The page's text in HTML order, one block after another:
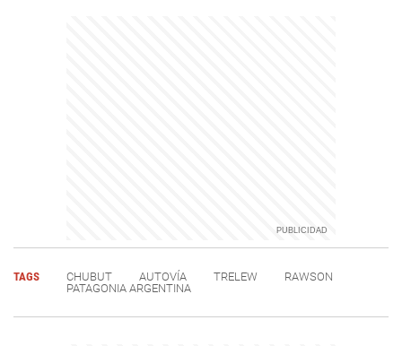
TAGS CHUBUT AUTOVÍA TRELEW
RAWSON
PATAGONIA ARGENTINA